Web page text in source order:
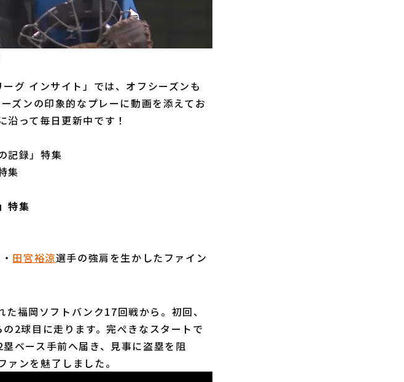
グ インサイト」では、オフシーズンも
ズンの印象的なプレーに動画を添えてお
って毎日更新中です！
記録」特集
集
特集
田宮裕涼選手の強肩を生かしたファイン
福岡ソフトバンク17回戦から。初回、
2球目に走ります。完ぺきなスタートで
ベース手前へ届き、見事に盗塁を阻
ンを魅了しました。